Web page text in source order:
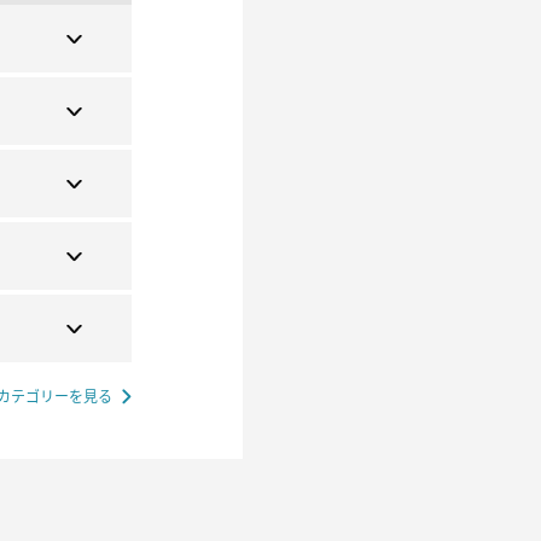
テゴリーを見る